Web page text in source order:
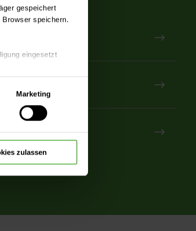
gespeichert
speichern.
eingesetzt
hinsichtlich der
aller Cookies
Marketing
zulassen
[Live Copy]